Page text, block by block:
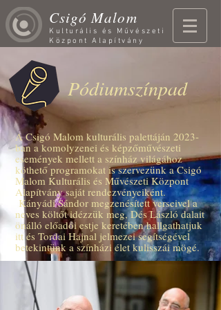
Csigó Malom
Kulturális és Művészeti
Központ Alapítvány
Pódiumszínpad
A Csigó Malom kulturális palettáján 2023-
ban a komolyzenei és képzőművészeti
események mellett a színház világához
köthető programokat is szervezünk a Csigó
Malom Kulturális és Művészeti Központ
Alapítvány saját rendezvényeiként.
Kányádi Sándor megzenésített verseivel a
neves költőt idézzük meg, Dés László dalait
önálló előadói estje keretében hallgathatjuk
itt és Tordai Hajnal jelmezei segítségével
betekintünk a színházi élet kulisszái mögé.